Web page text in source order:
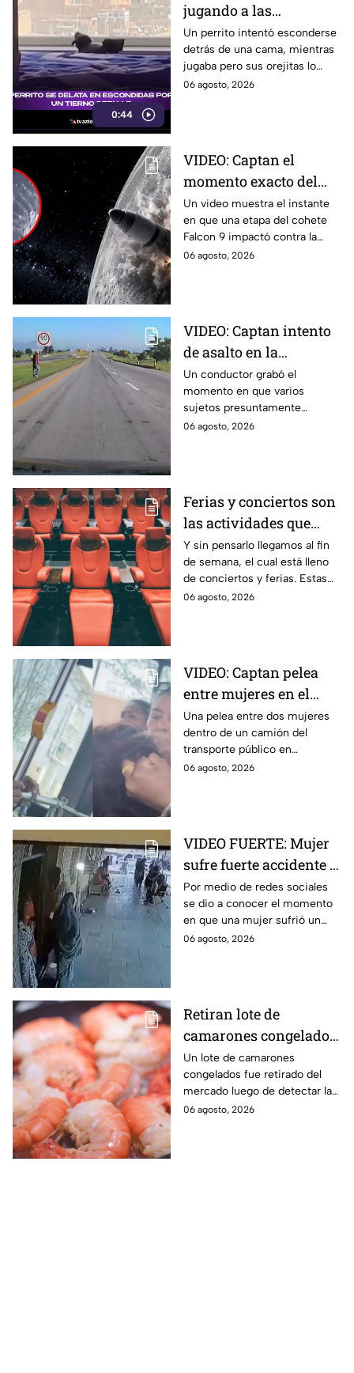
0:44
jugando a las
escondidas y conquista
las redes
Un perrito intentó esconderse
detrás de una cama, mientras
jugaba pero sus orejitas lo
delataron. El tierno video
06 agosto, 2026
VIDEO: Captan el
momento exacto del
impacto de cohete
contra la Luna; así
reaccionó
Un video muestra el instante
en que una etapa del cohete
Falcon 9 impactó contra la
luna, levantando una enorme
06 agosto, 2026
VIDEO: Captan intento
de asalto en la
autopista Arco Norte;
delincuentes arrojaron
piedras y llantas
Un conductor grabó el
momento en que varios
sujetos presuntamente
intentaron cometer un asalto
06 agosto, 2026
Ferias y conciertos son
las actividades que
habrá en Puebla del 7 al
9 de agosto
Y sin pensarlo llegamos al fin
de semana, el cual está lleno
de conciertos y ferias. Estas
son las actividades que habrá
06 agosto, 2026
VIDEO: Captan pelea
entre mujeres en el
transporte público; así
se desgreñaron en
Monterrey
Una pelea entre dos mujeres
dentro de un camión del
transporte público en
Monterrey, Nuevo León, quedó
06 agosto, 2026
VIDEO FUERTE: Mujer
sufre fuerte accidente a
los pocos segundos de
haber salido del
hospital
Por medio de redes sociales
se dio a conocer el momento
en que una mujer sufrió un
fuerte accidente a los pocos
06 agosto, 2026
Retiran lote de
camarones congelados
por riesgo sanitario;
detectan salmonella en
España
Un lote de camarones
congelados fue retirado del
mercado luego de detectar la
presencia de salmonella, una
06 agosto, 2026